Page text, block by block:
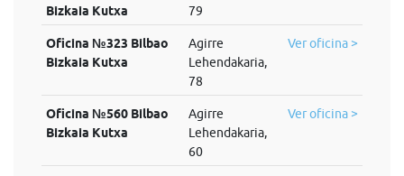
Bizkaia Kutxa
79
Oficina №323 Bilbao
Bizkaia Kutxa
Agirre
Lehendakaria,
78
Ver oficina >
Oficina №560 Bilbao
Bizkaia Kutxa
Agirre
Lehendakaria,
60
Ver oficina >